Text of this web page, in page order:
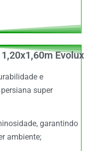
Evolux
e
super
garantindo
ambiente;